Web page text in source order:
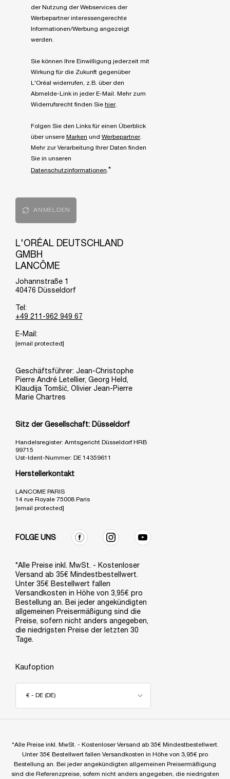
der Nutzung der Webservices der
Werbepartner interessengerechte
Informationen/Werbung angezeigt
werden.
Sie können Ihre Einwilligung jederzeit mit
Wirkung für die Zukunft gegenüber
L'Oréal widerrufen, z.B. über den
Abmelde-Link in jeder E-Mail. Mehr zum
Widerrufsrecht finden Sie hier.
Folgen Sie den Links für einen Überblick
über unsere Marken und Werbepartner.
Mehr zur Verarbeitung Ihrer Daten finden
Sie in unseren
Datenschutzinformationen *
ANMELDEN
L'ORÉAL DEUTSCHLAND
GMBH
LANCÔME
Johannstraße 1
40476 Düsseldorf
Tel:
+49 211-962 949 67
E-Mail:
[email protected]
Geschäftsführer: Jean-Christophe
Pierre André Letellier, Georg Held,
Klaudija Tomšič, Olivier Jean-Pierre
Marie Chartres
Sitz der Gesellschaft: Düsseldorf
Handelsregister: Amtsgericht Düsseldorf HRB
99715
Ust-Ident-Nummer: DE 14359611
Herstellerkontakt
LANCOME PARIS
14 rue Royale 75008 Paris
[email protected]
FOLGE UNS
*Alle Preise inkl. MwSt. - Kostenloser
Versand ab 35€ Mindestbestellwert.
Unter 35€ Bestellwert fallen
Versandkosten in Höhe von 3,95€ pro
Bestellung an. Bei jeder angekündigten
allgemeinen Preisermäßigung sind die
Preise, sofern nicht anders angegeben,
die niedrigsten Preise der letzten 30
Tage.
Kaufoption
€ - DE (DE)
*Alle Preise inkl. MwSt. - Kostenloser Versand ab 35€ Mindestbestellwert.
Unter 35€ Bestellwert fallen Versandkosten in Höhe von 3,95€ pro
Bestellung an. Bei jeder angekündigten allgemeinen Preisermäßigung
sind die Referenzpreise, sofern nicht anders angegeben, die niedrigsten